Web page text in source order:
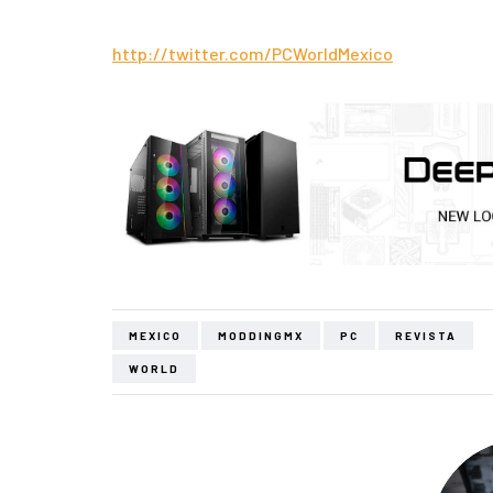
http://twitter.com/PCWorldMexico
MEXICO MODDINGMX PC REVISTA
WORLD